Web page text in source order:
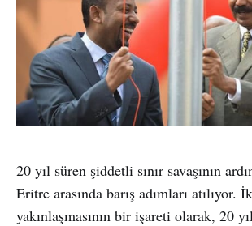
20 yıl süren şiddetli sınır savaşının
Eritre arasında barış adımları atılıyor.
yakınlaşmasının bir işareti olarak, 20